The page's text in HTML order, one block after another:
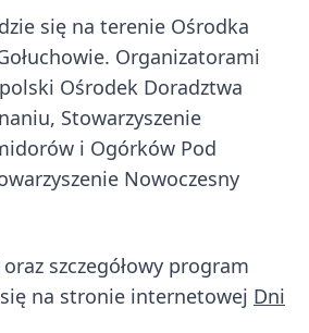
się na terenie Ośrodka
Organizatorami
Ośrodek Doradztwa
Stowarzyszenie
i Ogórków Pod
Nowoczesny
szczegółowy program
na stronie internetowej Dni